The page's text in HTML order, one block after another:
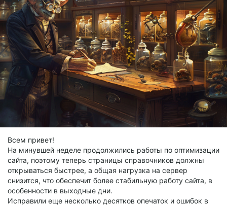
Всем привет!
На минувшей неделе продолжились работы по оптимизации
сайта, поэтому теперь страницы справочников должны
открываться быстрее, а общая нагрузка на сервер
снизится, что обеспечит более стабильную работу сайта, в
особенности в выходные дни.
Исправили еще несколько десятков опечаток и ошибок в